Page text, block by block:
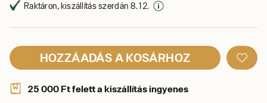
Raktáron, kiszállítás szerdán 8. 12.
HOZZÁADÁS A KOSÁRHOZ
25 000 Ft felett a kiszállítás ingyenes